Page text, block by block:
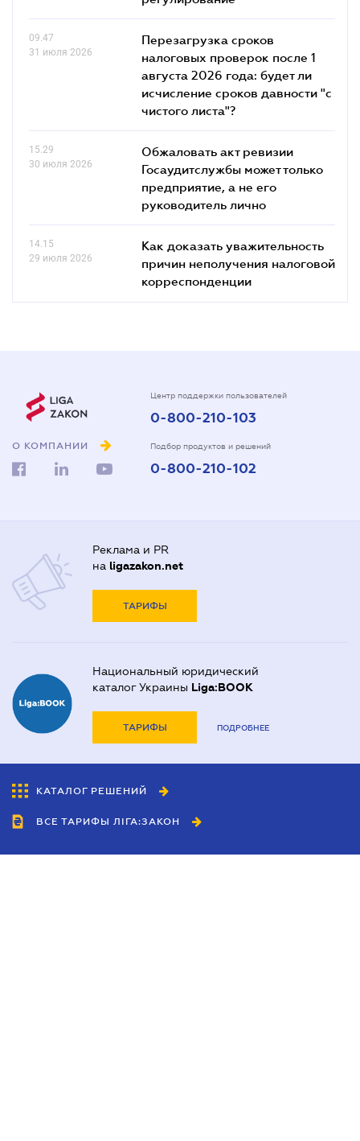
09.47
31 июля 2026
Перезагрузка сроков
налоговых проверок после 1
августа 2026 года: будет ли
исчисление сроков давности "с
чистого листа"?
15.29
30 июля 2026
Обжаловать акт ревизии
Госаудитслужбы может только
предприятие, а не его
руководитель лично
14.15
29 июля 2026
Как доказать уважительность
причин неполучения налоговой
корреспонденции
О КОМПАНИИ
Центр поддержки пользователей
0-800-210-103
Подбор продуктов и решений
0-800-210-102
Реклама и PR
на ligazakon.net
ТАРИФЫ
Национальный юридический
каталог Украины Liga:BOOK
ТАРИФЫ ПОДРОБНЕЕ
КАТАЛОГ РЕШЕНИЙ
ВСЕ ТАРИФЫ ЛІГА:ЗАКОН